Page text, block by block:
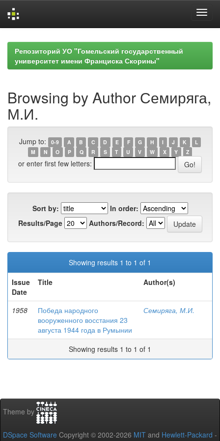
navigationРепозиторий УО "Гомельский государственный
университет имени Франциска Скорины"
Browsing by Author Семиряга,
М.И.
Jump to: 0-9 A B C D E F G H I J K
L
M
N O P Q R S T U V W X Y Z
or enter first few letters:
Sort by:
In order:
Results/Page
Authors/Record:
Showing results 1 to 1 of 1
Issue
Date
Title Author(s)
1958
Победа народного
вооруженного восстания 23
августа 1944 года в Румынии
Семиряга, М.И.
Showing results 1 to 1 of 1
Theme by
DSpace Software Copyright © 2002-2026 MIT and Hewlett-Packard -